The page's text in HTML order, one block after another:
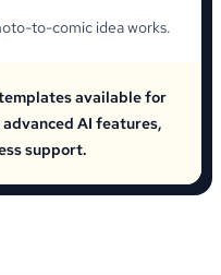
to-comic idea works.
available for
AI features,
support.